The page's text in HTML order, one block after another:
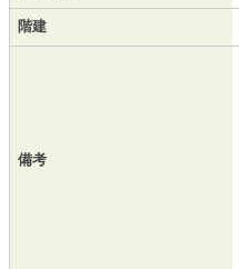
階建
備考